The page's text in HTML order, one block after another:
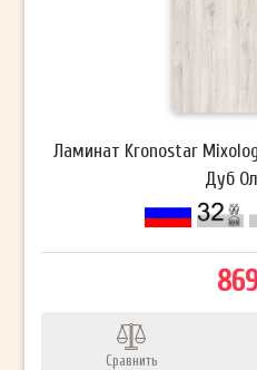
Ламинат Kronostar
Дуб
Сравнить